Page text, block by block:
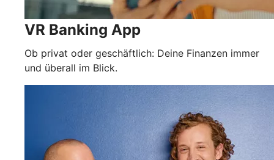
VR Banking App
Ob privat oder geschäftlich: Deine Finanzen immer
und überall im Blick.